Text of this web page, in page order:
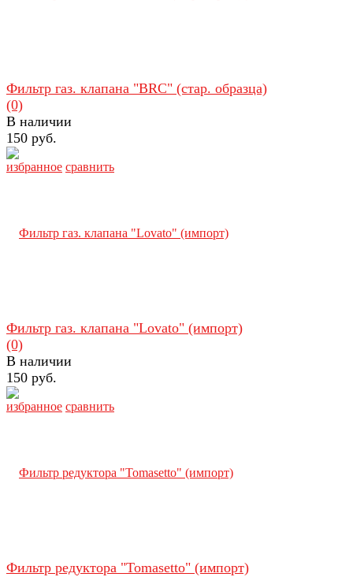
избранное сравнить
Фильтр газ. клапана "BRC" (стар. образца)
(0)
В наличии
150 руб.
избранное сравнить
Фильтр газ. клапана "Lovato" (импорт)
(0)
В наличии
150 руб.
Фильтр редуктора "Tomasetto" (импорт)